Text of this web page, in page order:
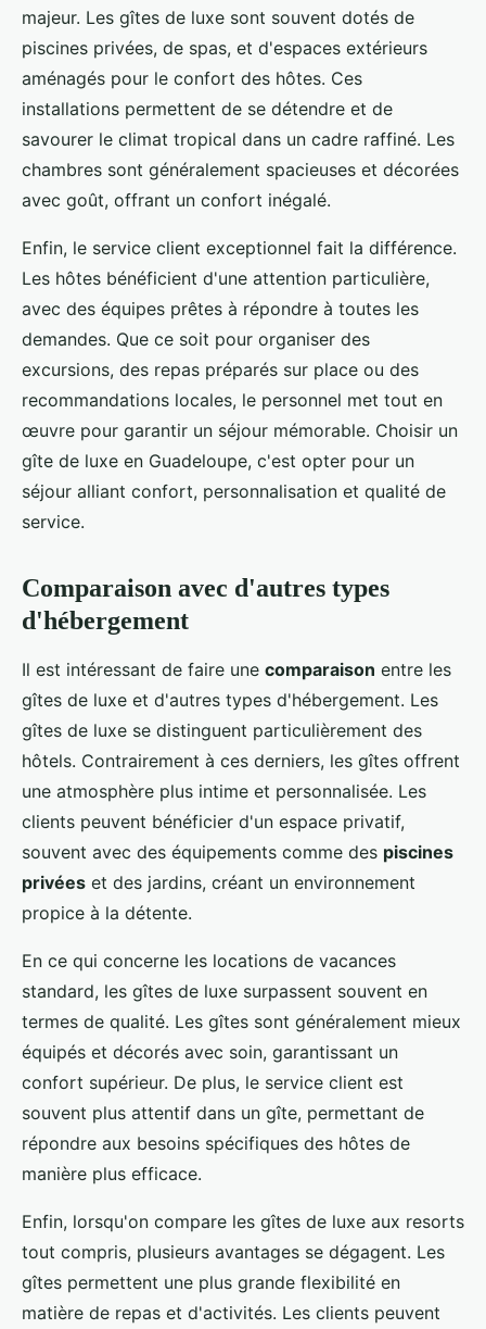
majeur. Les gîtes de luxe sont souvent dotés de
piscines privées, de spas, et d'espaces extérieurs
aménagés pour le confort des hôtes. Ces
installations permettent de se détendre et de
savourer le climat tropical dans un cadre raffiné. Les
chambres sont généralement spacieuses et décorées
avec goût, offrant un confort inégalé.
Enfin, le service client exceptionnel fait la différence.
Les hôtes bénéficient d'une attention particulière,
avec des équipes prêtes à répondre à toutes les
demandes. Que ce soit pour organiser des
excursions, des repas préparés sur place ou des
recommandations locales, le personnel met tout en
œuvre pour garantir un séjour mémorable. Choisir un
gîte de luxe en Guadeloupe, c'est opter pour un
séjour alliant confort, personnalisation et qualité de
service.
Comparaison avec d'autres types
d'hébergement
Il est intéressant de faire une comparaison entre les
gîtes de luxe et d'autres types d'hébergement. Les
gîtes de luxe se distinguent particulièrement des
hôtels. Contrairement à ces derniers, les gîtes offrent
une atmosphère plus intime et personnalisée. Les
clients peuvent bénéficier d'un espace privatif,
souvent avec des équipements comme des piscines
privées et des jardins, créant un environnement
propice à la détente.
En ce qui concerne les locations de vacances
standard, les gîtes de luxe surpassent souvent en
termes de qualité. Les gîtes sont généralement mieux
équipés et décorés avec soin, garantissant un
confort supérieur. De plus, le service client est
souvent plus attentif dans un gîte, permettant de
répondre aux besoins spécifiques des hôtes de
manière plus efficace.
Enfin, lorsqu'on compare les gîtes de luxe aux resorts
tout compris, plusieurs avantages se dégagent. Les
gîtes permettent une plus grande flexibilité en
matière de repas et d'activités. Les clients peuvent